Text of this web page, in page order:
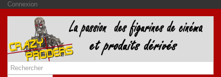
Connexion